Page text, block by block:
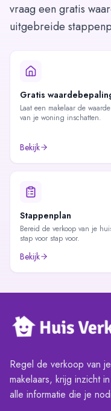
vraag een gratis
uitgebreide
Gratis
Laat een makelaar de waarde
van je woning inschatten.
Bekijk
Stappenplan
Bereid de verkoop van je
stap voor stap voor.
Bekijk
Regel de verkoop van
makelaars, krijg inzicht
alle informatie die je